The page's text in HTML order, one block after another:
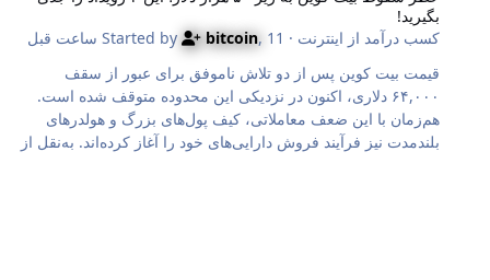
بگیرید!
کسب درآمد از اینترنت · Started by
bitcoin, 11 ساعت قبل
قیمت بیت کوین پس از دو تلاش ناموفق برای عبور از سقف
۶۴,۰۰۰ دلاری، اکنون در نزدیکی این محدوده متوقف شده است.
هم‌زمان با این ضعف معاملاتی، کیف پول‌های بزرگ و هولدرهای
بلندمدت نیز فرآیند فروش دارایی‌های خود را آغاز کرده‌اند. به‌نقل از